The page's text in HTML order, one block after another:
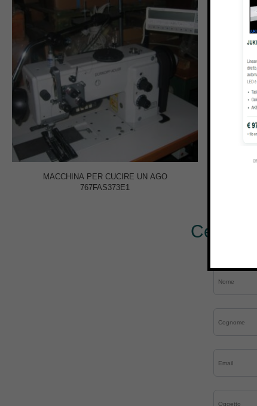
MACCHINA PER CUCIRE UN AGO
767FAS373E1
Cerchi